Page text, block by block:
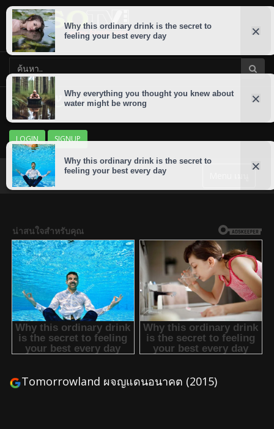
LOGIN SIGNUP
Tomorrowland ผจญแดนอนาคต (2015)